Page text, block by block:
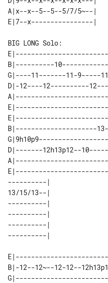
A|x--x--5--5--5/7/5~--|
BIG LONG Solo:
B|----------
G|----11-------11-9-----
D|-12----12----------
B|---------------------
D|-------12h13p12--
----------|
13/15/13--|
----------|
----------|
----------|
B|-12--12~--12-12--